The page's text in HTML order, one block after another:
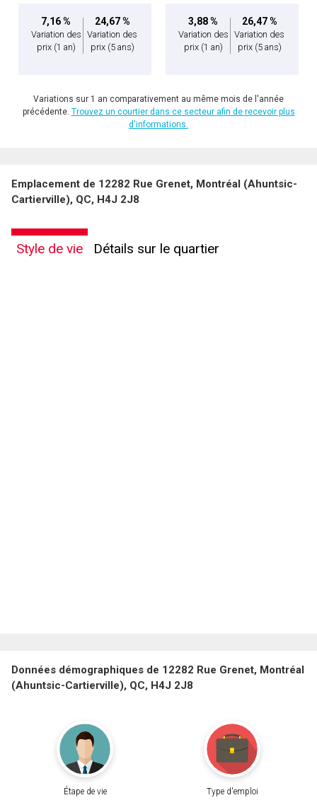
En cliquant sur le bouton « soumettre », vous consentez à nos conditions d'utilisation et
vous nous fournissez l'autorisation écrite de communiquer avec vous.
7,16 %
Variation des
prix (1 an)
24,67 %
Variation des
prix (5 ans)
3,88 %
Variation des
prix (1 an)
26,47 %
Variation des
prix (5 ans)
Variations sur 1 an comparativement au même mois de l'année
précédente. Trouvez un courtier dans ce secteur afin de recevoir plus
d'informations.
Emplacement de 12282 Rue Grenet, Montréal (Ahuntsic-
Cartierville), QC, H4J 2J8
Style de vie Détails sur le quartier
Données démographiques de 12282 Rue Grenet, Montréal
(Ahuntsic-Cartierville), QC, H4J 2J8
Étape de vie Type d'emploi